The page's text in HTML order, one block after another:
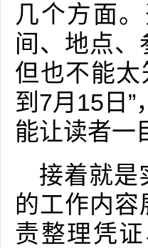
几个方面
间、地点
但也不能
到7月15日”
能让读者一
接着就是
的工作内
责整理凭